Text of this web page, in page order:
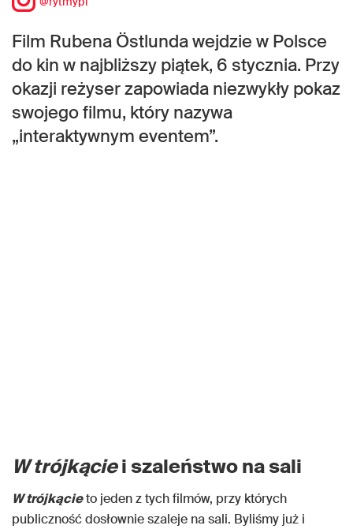
Film Rubena Östlunda wejdzie w Polsce
do kin w najbliższy piątek, 6 stycznia. Przy
okazji reżyser zapowiada niezwykły pokaz
swojego filmu, który nazywa
„interaktywnym eventem”.
W trójkąciei szaleństwo na sali
W trójkącieto jeden z tych filmów, przy których
publiczność dosłownie szaleje na sali. Byliśmy już i